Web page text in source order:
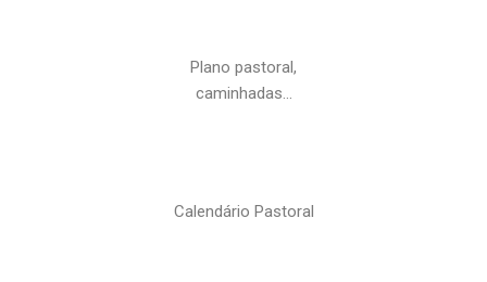
Plano pastoral,
caminhadas…
Calendário Pastoral